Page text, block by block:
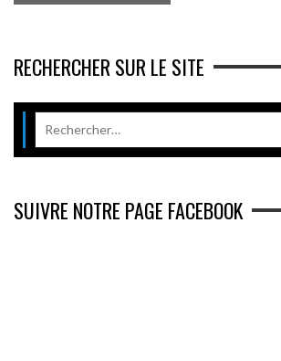
RECHERCHER SUR LE SITE
SUIVRE NOTRE PAGE FACEBOOK